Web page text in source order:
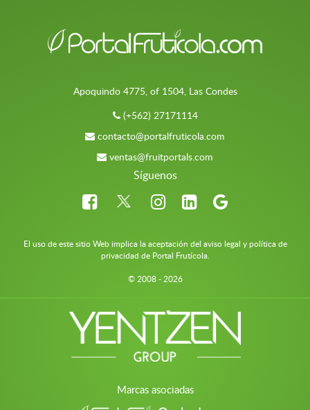
Apoquindo 4775, of 1504, Las Condes
(+562) 27171114
contacto@portalfruticola.com
ventas@fruitportals.com
Síguenos
El uso de este sitio Web implica la aceptación del aviso legal y política de
privacidad de Portal Frutícola.
© 2008 - 2026
Marcas asociadas